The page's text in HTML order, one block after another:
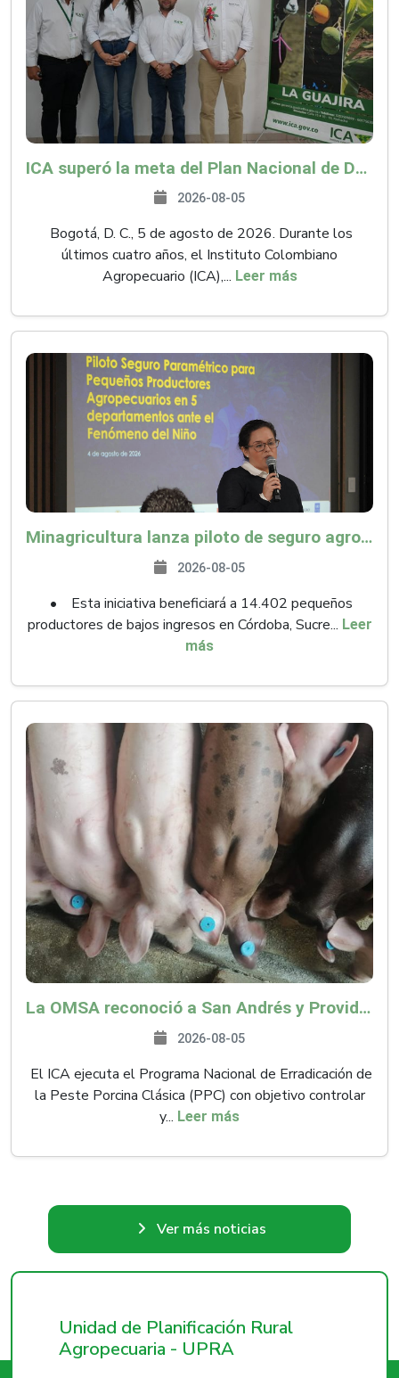
ICA superó la meta del Plan Nacional de Desarrollo y abrió 61 mercados internacionales
2026-08-05
Bogotá, D. C., 5 de agosto de 2026. Durante los
últimos cuatro años, el Instituto Colombiano
Agropecuario (ICA),... Leer más
Minagricultura lanza piloto de seguro agropecuario por $9.625 millones para proteger a más de 14.000 pequeños productores contra riesgos del Fenómeno de El Niño
2026-08-05
• Esta iniciativa beneficiará a 14.402 pequeños
productores de bajos ingresos en Córdoba, Sucre... Leer
más
La OMSA reconoció a San Andrés y Providencia como zona libre de Peste Porcina Clásica (PPC)
2026-08-05
El ICA ejecuta el Programa Nacional de Erradicación de
la Peste Porcina Clásica (PPC) con objetivo controlar
y... Leer más
Ver más noticias
Unidad de Planificación Rural
Agropecuaria - UPRA